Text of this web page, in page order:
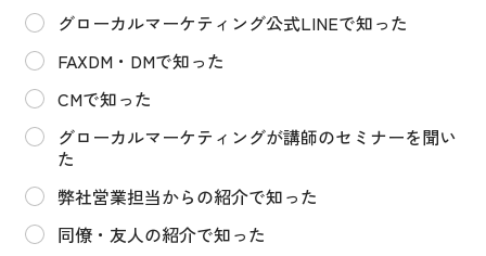
へ
の
対
応
必
須
電
番
号
グローカルマーケティング公式LINEで知った
FAXDM・DMで知った
CMで知った
グローカルマーケティングが講師のセミナーを聞い
た
弊社営業担当からの紹介で知った
同僚・友人の紹介で知った